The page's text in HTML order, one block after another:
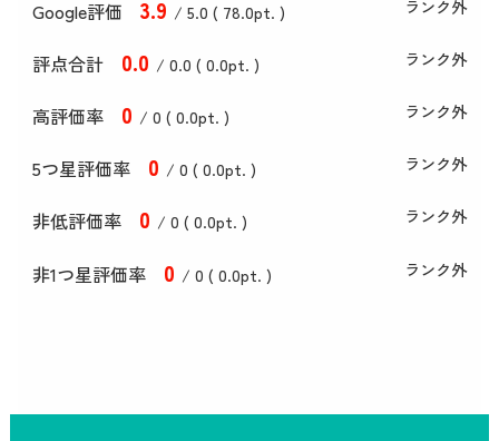
Google評価 3.9 / 5.0 ( 78.0pt. ) ランク外
評点合計 0.0 / 0.0 ( 0.0pt. ) ランク外
高評価率 0 / 0 ( 0.0pt. ) ランク外
5つ星評価率 0 / 0 ( 0.0pt. ) ランク外
非低評価率 0 / 0 ( 0.0pt. ) ランク外
非1つ星評価率 0 / 0 ( 0.0pt. ) ランク外